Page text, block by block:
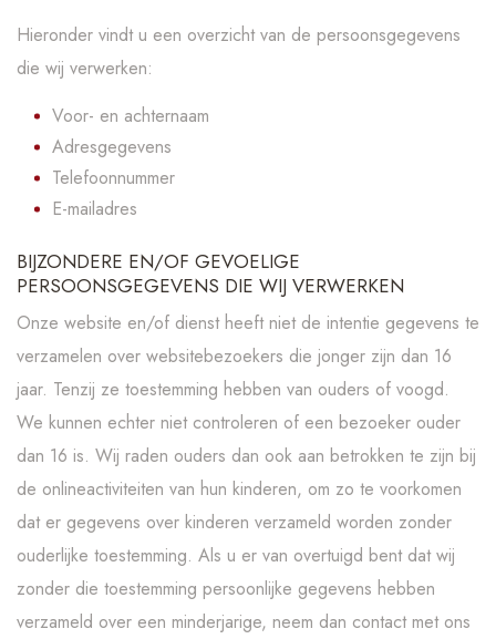
Hieronder vindt u een overzicht van de persoonsgegevens
die wij verwerken:
Voor- en achternaam
Adresgegevens
Telefoonnummer
E-mailadres
BIJZONDERE EN/OF GEVOELIGE
PERSOONSGEGEVENS DIE WIJ VERWERKEN
Onze website en/of dienst heeft niet de intentie gegevens te
verzamelen over websitebezoekers die jonger zijn dan 16
jaar. Tenzij ze toestemming hebben van ouders of voogd.
We kunnen echter niet controleren of een bezoeker ouder
dan 16 is. Wij raden ouders dan ook aan betrokken te zijn bij
de onlineactiviteiten van hun kinderen, om zo te voorkomen
dat er gegevens over kinderen verzameld worden zonder
ouderlijke toestemming. Als u er van overtuigd bent dat wij
zonder die toestemming persoonlijke gegevens hebben
verzameld over een minderjarige, neem dan contact met ons